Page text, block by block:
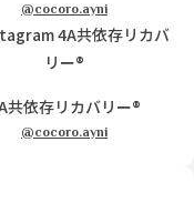
@cocoro.ayni
共依存リカバリー®
@cocoro.ayni